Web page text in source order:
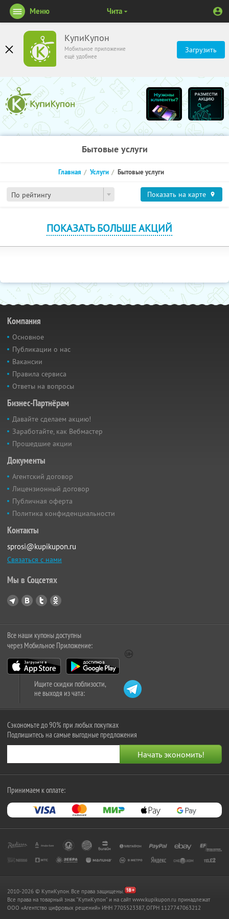
КупиКупон
Мобильное приложение
ещё удобнее
Загрузить
Меню Чита
Бытовые услуги
По рейтингу
Главная Услуги Бытовые услуги
Показать на карте
ПОКАЗАТЬ БОЛЬШЕ АКЦИЙ
Компания
Основное
Публикации о нас
Вакансии
Правила сервиса
Ответы на вопросы
Бизнес-Партнёрам
Давайте сделаем акцию!
Заработайте, как Вебмастер
Прошедшие акции
Документы
Агентский договор
Лицензионный договор
Публичная оферта
Политика конфиденциальности
Контакты
sprosi@kupikupon.ru
Связаться с нами
Мы в Соцсетях
Все наши купоны доступны
через Мобильное Приложение:
Ищите скидки поблизости,
не выходя из чата:
Сэкономьте до 90% при любых покупках
Подпишитесь на самые выгодные предложения
Принимаем к оплате:
2010-2026 © КупиКупон. Все права защищены.
Все права на товарный знак "КупиКупон" и на сайт www.kupikupon.ru принадлежат
OOO «Агентство цифровых решений» ИНН 7705523387, ОГРН 1127747063212